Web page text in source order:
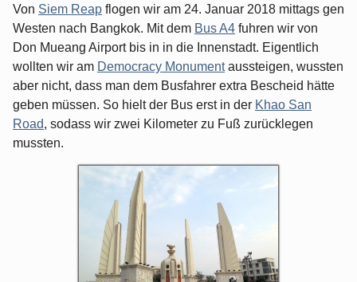
Von Siem Reap flogen wir am 24. Januar 2018 mittags gen
Westen nach Bangkok. Mit dem Bus A4 fuhren wir von
Don Mueang Airport bis in in die Innenstadt. Eigentlich
wollten wir am Democracy Monumentaussteigen, wussten
aber nicht, dass man dem Busfahrer extra Bescheid hätte
geben müssen. So hielt der Bus erst in der Khao San
Road, sodass wir zwei Kilometer zu Fuß zurücklegen
mussten.